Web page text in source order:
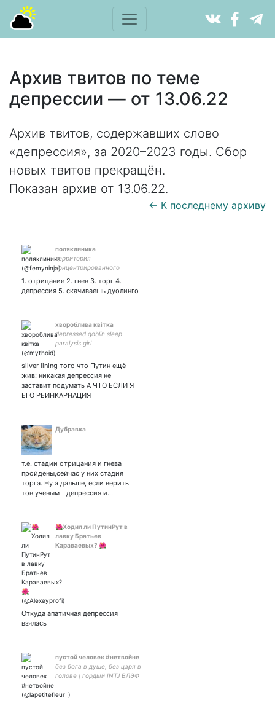
Архив твитов по теме
депрессии — от 13.06.22
Архив твитов, содержавших слово
«депрессия», за 2020–2023 годы. Сбор
новых твитов прекращён.
Показан архив от 13.06.22.
← К последнему архиву
поляклиника
территория
концентрированного
1. отрицание 2. гнев 3. торг 4.
депрессия 5. скачиваешь дуолинго
хвороблива квітка
depressed goblin sleep
paralysis girl
silver lining того что Путин ещё
жив: никакая депрессия не
заставит подумать А ЧТО ЕСЛИ Я
ЕГО РЕИНКАРНАЦИЯ
Дубравка
т.е. стадии отрицания и гнева
пройдены,сейчас у них стадия
торга. Ну а дальше, если верить
тов.ученым - депрессия и…
🌺Ходил ли ПутинРут в
лавку Братьев
Караваевых? 🌺
Откуда апатичная депрессия
взялась
пустой человек #нетвойне
без бога в душе, без царя в
голове | гордый INTJ ВЛЭФ
girls and dead french men |